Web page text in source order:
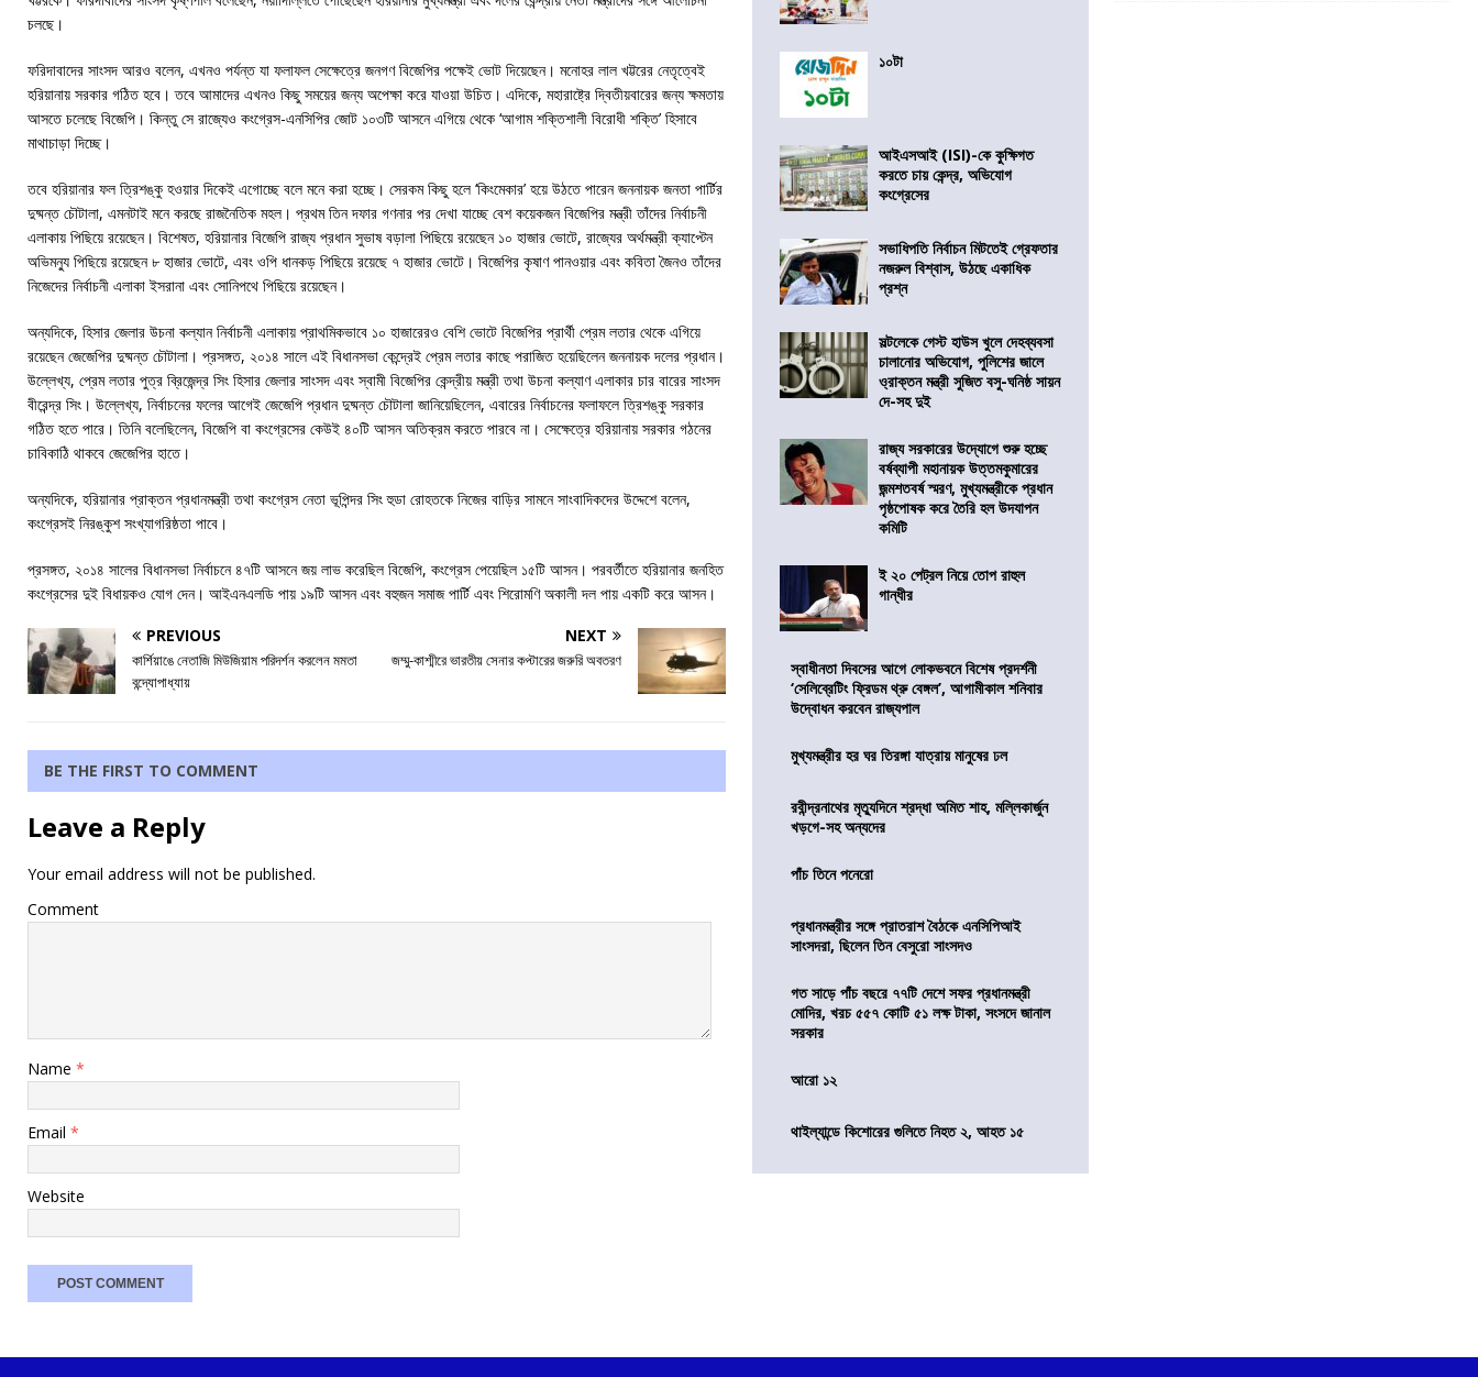
চলছে।
ফরিদাবাদের সাংসদ আরও বলেন, এখনও পর্যন্ত যা ফলাফল সেক্ষেত্রে জনগণ বিজেপির পক্ষেই ভোট দিয়েছেন। মনোহর লাল খট্টরের নেতৃত্বেই
হরিয়ানায় সরকার গঠিত হবে। তবে আমাদের এখনও কিছু সময়ের জন্য অপেক্ষা করে যাওয়া উচিত। এদিকে, মহারাষ্ট্রে দ্বিতীয়বারের জন্য ক্ষমতায়
আসতে চলেছে বিজেপি। কিন্তু সে রাজ্যেও কংগ্রেস-এনসিপির জোট ১০৩টি আসনে এগিয়ে থেকে ‘আগাম শক্তিশালী বিরোধী শক্তি’ হিসাবে
মাথাচাড়া দিচ্ছে।
তবে হরিয়ানার ফল ত্রিশঙ্কু হওয়ার দিকেই এগোচ্ছে বলে মনে করা হচ্ছে। সেরকম কিছু হলে ‘কিংমেকার’ হয়ে উঠতে পারেন জননায়ক জনতা পার্টির
দুষ্মন্ত চৌটালা, এমনটাই মনে করছে রাজনৈতিক মহল। প্রথম তিন দফার গণনার পর দেখা যাচ্ছে বেশ কয়েকজন বিজেপির মন্ত্রী তাঁদের নির্বাচনী
এলাকায় পিছিয়ে রয়েছেন। বিশেষত, হরিয়ানার বিজেপি রাজ্য প্রধান সুভাষ বড়ালা পিছিয়ে রয়েছেন ১০ হাজার ভোটে, রাজ্যের অর্থমন্ত্রী ক্যাপ্টেন
অভিমন্যু পিছিয়ে রয়েছেন ৮ হাজার ভোটে, এবং ওপি ধানকড় পিছিয়ে রয়েছে ৭ হাজার ভোটে। বিজেপির কৃষাণ পানওয়ার এবং কবিতা জৈনও তাঁদের
নিজেদের নির্বাচনী এলাকা ইসরানা এবং সোনিপথে পিছিয়ে রয়েছেন।
অন্যদিকে, হিসার জেলার উচনা কল্যান নির্বাচনী এলাকায় প্রাথমিকভাবে ১০ হাজারেরও বেশি ভোটে বিজেপির প্রার্থী প্রেম লতার থেকে এগিয়ে
রয়েছেন জেজেপির দুষ্মন্ত চৌটালা। প্রসঙ্গত, ২০১৪ সালে এই বিধানসভা কেন্দ্রেই প্রেম লতার কাছে পরাজিত হয়েছিলেন জননায়ক দলের প্রধান।
উল্লেখ্য, প্রেম লতার পুত্র ব্রিজেন্দ্র সিং হিসার জেলার সাংসদ এবং স্বামী বিজেপির কেন্দ্রীয় মন্ত্রী তথা উচনা কল্যাণ এলাকার চার বারের সাংসদ
বীরেন্দ্র সিং। উল্লেখ্য, নির্বাচনের ফলের আগেই জেজেপি প্রধান দুষ্মন্ত চৌটালা জানিয়েছিলেন, এবারের নির্বাচনের ফলাফলে ত্রিশঙ্কু সরকার
গঠিত হতে পারে। তিনি বলেছিলেন, বিজেপি বা কংগ্রেসের কেউই ৪০টি আসন অতিক্রম করতে পারবে না। সেক্ষেত্রে হরিয়ানায় সরকার গঠনের
চাবিকাঠি থাকবে জেজেপির হাতে।
অন্যদিকে, হরিয়ানার প্রাক্তন প্রধানমন্ত্রী তথা কংগ্রেস নেতা ভূপিন্দর সিং হুডা রোহতকে নিজের বাড়ির সামনে সাংবাদিকদের উদ্দেশে বলেন,
কংগ্রেসই নিরঙ্কুশ সংখ্যাগরিষ্ঠতা পাবে।
প্রসঙ্গত, ২০১৪ সালের বিধানসভা নির্বাচনে ৪৭টি আসনে জয় লাভ করেছিল বিজেপি, কংগ্রেস পেয়েছিল ১৫টি আসন। পরবর্তীতে হরিয়ানার জনহিত
কংগ্রেসের দুই বিধায়কও যোগ দেন। আইএনএলডি পায় ১৯টি আসন এবং বহুজন সমাজ পার্টি এবং শিরোমণি অকালী দল পায় একটি করে আসন।
PREVIOUS
কার্শিয়াঙে নেতাজি মিউজিয়াম পরিদর্শন করলেন মমতা
বন্দ্যোপাধ্যায়
NEXT
জম্মু-কাশ্মীরে ভারতীয় সেনার কপ্টারের জরুরি অবতরণ
BE THE FIRST TO COMMENT
Leave a Reply
Your email address will not be published.
Comment
Name *
Email *
Website
১০টা
আইএসআই (ISI)-কে কুক্ষিগত
করতে চায় কেন্দ্র, অভিযোগ
কংগ্রেসের
সভাধিপতি নির্বাচন মিটতেই গ্রেফতার
নজরুল বিশ্বাস, উঠছে একাধিক
প্রশ্ন
সল্টলেকে গেস্ট হাউস খুলে দেহব্যবসা
চালানোর অভিযোগ, পুলিশের জালে
ও্রাক্তন মন্ত্রী সুজিত বসু-ঘনিষ্ঠ সায়ন
দে-সহ দুই
রাজ্য সরকারের উদ্যোগে শুরু হচ্ছে
বর্ষব্যাপী মহানায়ক উত্তমকুমারের
জন্মশতবর্ষ স্মরণ, মুখ্যমন্ত্রীকে প্রধান
পৃষ্ঠপোষক করে তৈরি হল উদযাপন
কমিটি
ই ২০ পেট্রল নিয়ে তোপ রাহুল
গান্ধীর
স্বাধীনতা দিবসের আগে লোকভবনে বিশেষ প্রদর্শনী
‘সেলিব্রেটিং ফ্রিডম থ্রু বেঙ্গল’, আগামীকাল শনিবার
উদ্বোধন করবেন রাজ্যপাল
মুখ্যমন্ত্রীর হর ঘর তিরঙ্গা যাত্রায় মানুষের ঢল
রবীন্দ্রনাথের মৃত্যুদিনে শ্রদ্ধা অমিত শাহ, মল্লিকার্জুন
খড়গে-সহ অন্যদের
পাঁচ তিনে পনেরো
প্রধানমন্ত্রীর সঙ্গে প্রাতরাশ বৈঠকে এনসিপিআই
সাংসদরা, ছিলেন তিন বেসুরো সাংসদও
গত সাড়ে পাঁচ বছরে ৭৭টি দেশে সফর প্রধানমন্ত্রী
মোদির, খরচ ৫৫৭ কোটি ৫১ লক্ষ টাকা, সংসদে জানাল
সরকার
আরো ১২
থাইল্যান্ডে কিশোরের গুলিতে নিহত ২, আহত ১৫